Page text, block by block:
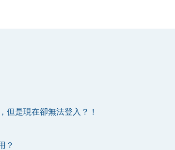
但是現在卻無法登入？！
？